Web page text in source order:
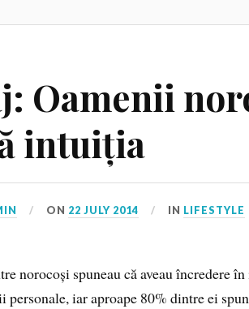
Oamenii
intuiția
ON 22 JULY 2014 IN LIFESTYLE
norocoși spuneau că aveau încredere
personale, iar aproape 80% dintre ei